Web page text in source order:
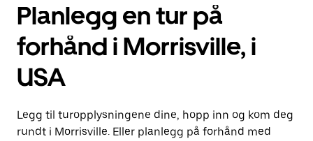
Planlegg en tur på
forhånd i Morrisville, i
USA
Legg til turopplysningene dine, hopp inn og kom deg
rundt i Morrisville. Eller planlegg på forhånd med